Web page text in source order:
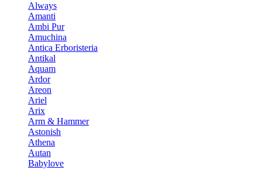
Always
Amanti
Ambi Pur
Amuchina
Antica Erboristeria
Antikal
Aquam
Ardor
Areon
Ariel
Arix
Arm & Hammer
Astonish
Athena
Autan
Babylove